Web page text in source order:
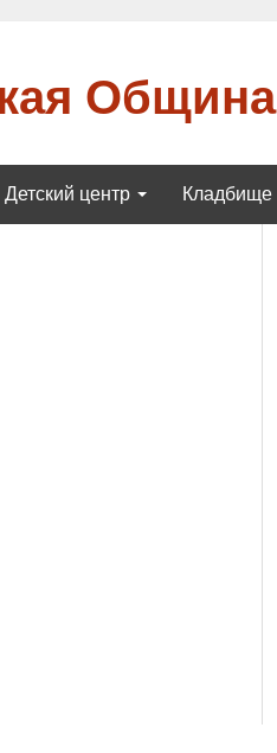
Община
Детский центр Кладбище